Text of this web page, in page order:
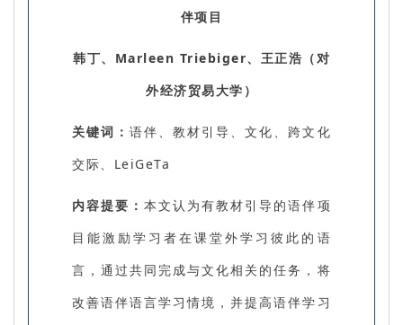
伴项目
韩丁、Marleen Triebiger、王正浩（对
外经济贸易大学）
关键词：语伴、教材引导、文化、跨文化
交际、LeiGeTa
内容提要：本文认为有教材引导的语伴项
目能激励学习者在课堂外学习彼此的语
言，通过共同完成与文化相关的任务，将
改善语伴语言学习情境，并提高语伴学习